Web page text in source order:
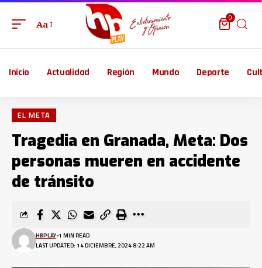
Aa
0
Inicio Actualidad Región Mundo Deporte
EL META
Tragedia en Granada, Meta: Dos
personas mueren en accidente
de tránsito
LAST UPDATED: 14 DICIEMBRE, 2024 8:22 AM
HBPLAY 1 MIN READ